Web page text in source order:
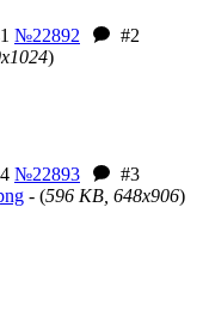
№22892
#2
)
№22893
#3
- (596 KB, 648x906)